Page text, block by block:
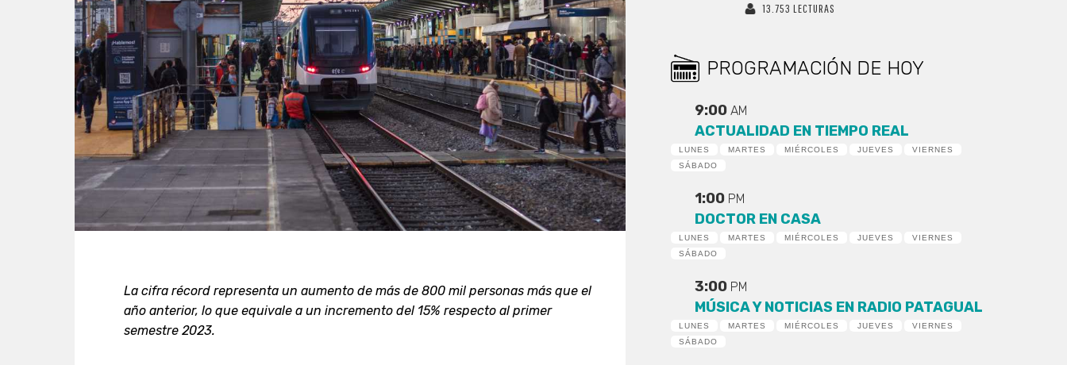
La cifra récord representa un aumento de más de 800 mil personas más que el
año anterior, lo que equivale a un incremento del 15% respecto al primer
semestre 2023.
13.753 LECTURAS
PROGRAMACIÓN DE HOY
9:00AM
ACTUALIDAD EN TIEMPO REAL
LUNES MARTES MIÉRCOLES JUEVES
VIERNES
SÁBADO
1:00 PM
DOCTOR EN CASA
LUNES MARTES MIÉRCOLES JUEVES
VIERNES
SÁBADO
3:00 PM
MÚSICA Y NOTICIAS EN RADIO PATAGUAL
LUNES MARTES MIÉRCOLES JUEVES
VIERNES
SÁBADO